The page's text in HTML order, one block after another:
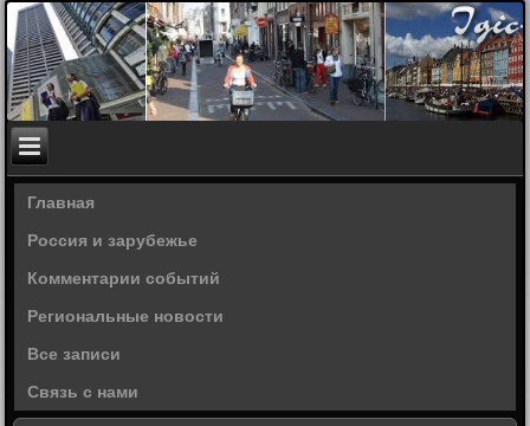
Главная
Россия и зарубежье
Комментарии событий
Региональные новости
Все записи
Связь с нами